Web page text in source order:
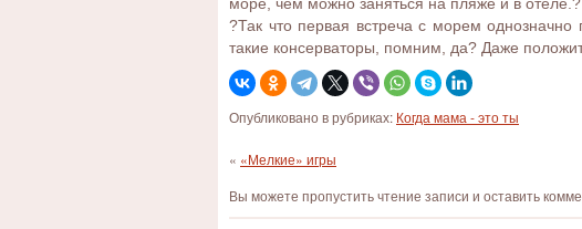
?Так что первая встреча с морем
такие консерваторы, помним, да? Даже
Опубликовано в рубриках: Когда мама - это ты
« «Мелкие» игры
Вы можете пропустить чтение записи и оставить